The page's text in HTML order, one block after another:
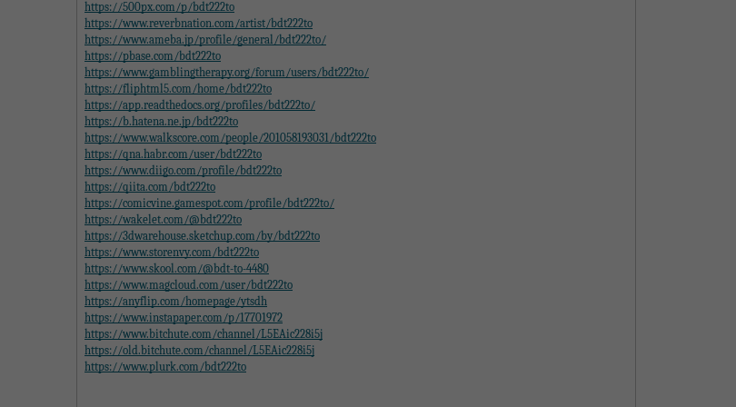
https://500px.com/p/bdt222to
https://www.reverbnation.com/artist/bdt222to
https://www.ameba.jp/profile/general/bdt222to/
https://pbase.com/bdt222to
https://www.gamblingtherapy.org/forum/users/bdt222to/
https://fliphtml5.com/home/bdt222to
https://app.readthedocs.org/profiles/bdt222to/
https://b.hatena.ne.jp/bdt222to
https://www.walkscore.com/people/201058193031/bdt222to
https://qna.habr.com/user/bdt222to
https://www.diigo.com/profile/bdt222to
https://qiita.com/bdt222to
https://comicvine.gamespot.com/profile/bdt222to/
https://wakelet.com/@bdt222to
https://3dwarehouse.sketchup.com/by/bdt222to
https://www.storenvy.com/bdt222to
https://www.skool.com/@bdt-to-4480
https://www.magcloud.com/user/bdt222to
https://anyflip.com/homepage/ytsdh
https://www.instapaper.com/p/17701972
https://www.bitchute.com/channel/L5EAic228i5j
https://old.bitchute.com/channel/L5EAic228i5j
https://www.plurk.com/bdt222to